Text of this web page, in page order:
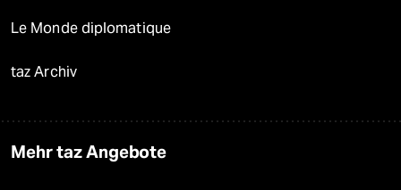
Le Monde diplomatique
taz Archiv
Mehr taz Angebote